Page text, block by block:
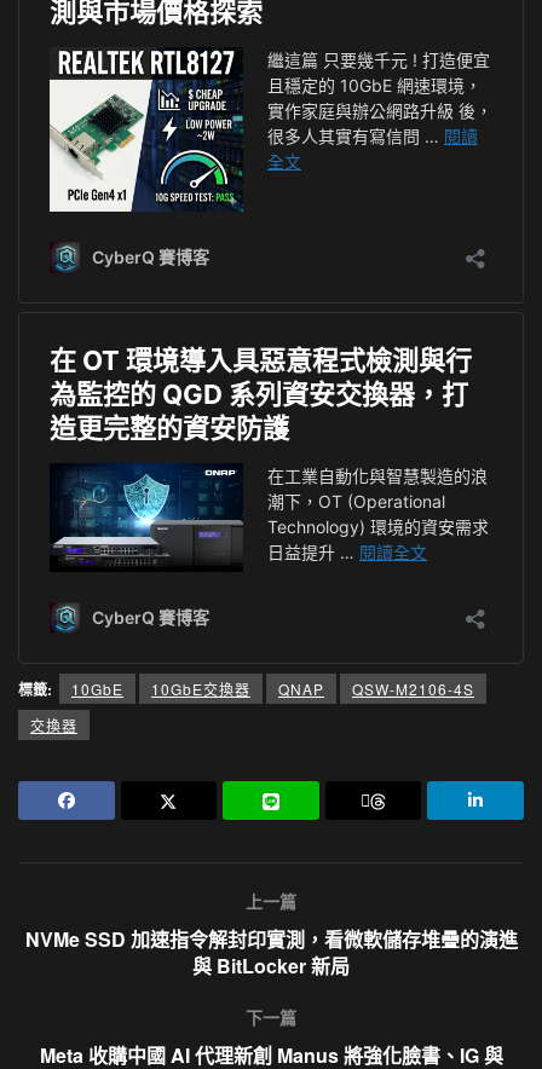
標籤: 10GbE 10GbE交換器 QNAP
QSW-M2106-4S
交換器
上一篇
NVMe SSD 加速指令解封印實測，看微軟儲存堆疊的演進
與 BitLocker 新局
下一篇
Meta 收購中國 AI 代理新創 Manus 將強化臉書、IG 與